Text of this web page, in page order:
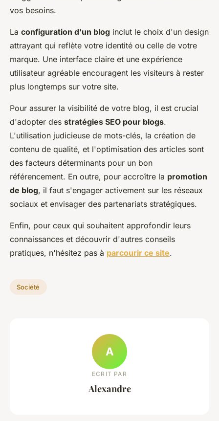
vos besoins.
La configuration d'un blog inclut le choix d'un design
attrayant qui reflète votre identité ou celle de votre
marque. Une interface claire et une expérience
utilisateur agréable encouragent les visiteurs à rester
plus longtemps sur votre site.
Pour assurer la visibilité de votre blog, il est crucial
d'adopter des stratégies SEO pour blogs.
L'utilisation judicieuse de mots-clés, la création de
contenu de qualité, et l'optimisation des articles sont
des facteurs déterminants pour un bon
référencement. En outre, pour accroître la promotion
de blog, il faut s'engager activement sur les réseaux
sociaux et envisager des partenariats stratégiques.
Enfin, pour ceux qui souhaitent approfondir leurs
connaissances et découvrir d'autres conseils
pratiques, n'hésitez pas à parcourir ce site.
Société
A
ECRIT PAR
Alexandre